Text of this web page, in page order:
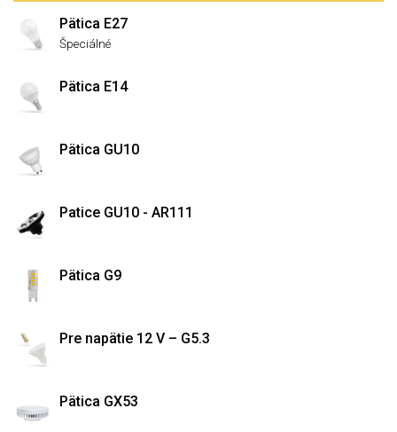
Pätica E27
Špeciálné
Pätica E14
Pätica GU10
Patice GU10 - AR111
Pätica G9
Pre napätie 12 V – G5.3
Pätica GX53